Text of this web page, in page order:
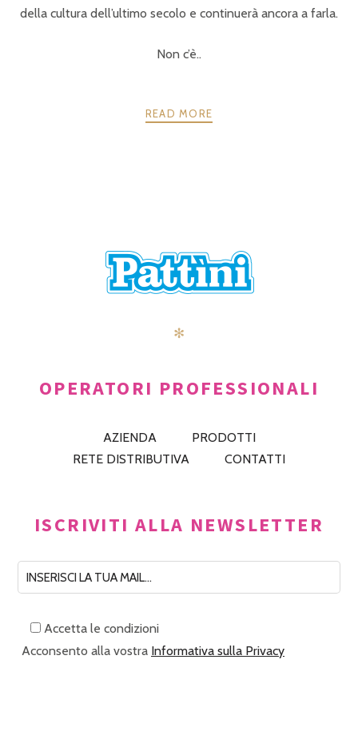
della cultura dell’ultimo secolo e continuerà ancora a farla.
Non c’è..
READ MORE
✻
OPERATORI PROFESSIONALI
AZIENDA
PRODOTTI
RETE DISTRIBUTIVA
CONTATTI
ISCRIVITI ALLA NEWSLETTER
Accetta le condizioni
Acconsento alla vostra Informativa sulla Privacy